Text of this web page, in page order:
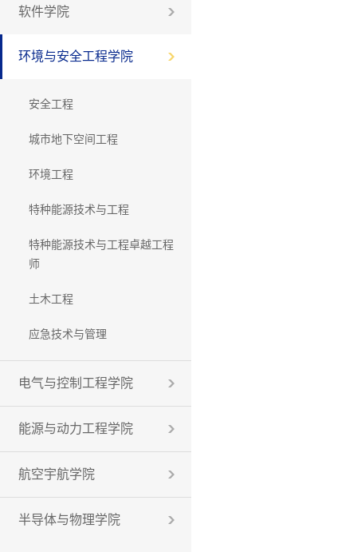
软件学院
环境与安全工程学院
安全工程
城市地下空间工程
环境工程
特种能源技术与工程
特种能源技术与工程卓越工程
师
土木工程
应急技术与管理
电气与控制工程学院
能源与动力工程学院
航空宇航学院
半导体与物理学院